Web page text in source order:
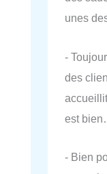
unes
-
des
est
- Bien